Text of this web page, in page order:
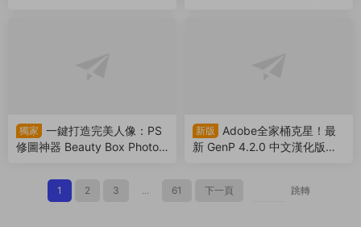
獨家
一鍵打造完美人像：PS
修圖神器 Beauty Box Photo
新版
Adobe全家桶克星！最
新 GenP 4.2.0 中文漢化版激
1 2 3 ... 61 下一頁 跳轉